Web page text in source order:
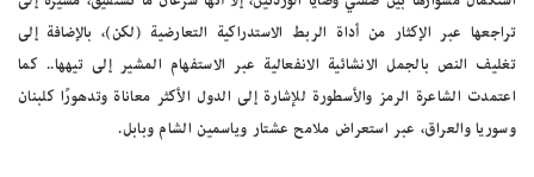
تراجعها عبر الإكثار من أداة الربط الاستدراكية التعارضية (لكن)، بالإضافة إلى
تغليف النص بالجمل الانشائية الانفعالية عبر الاستفهام المشير إلى تيهها.. كما
اعتمدت الشاعرة الرمز والأسطورة للإشارة إلى الدول الأكثر معاناة وتدهورًا كلبنان
وسوريا والعراق، عبر استعراض ملامح عشتار وياسمين الشام وبابل.